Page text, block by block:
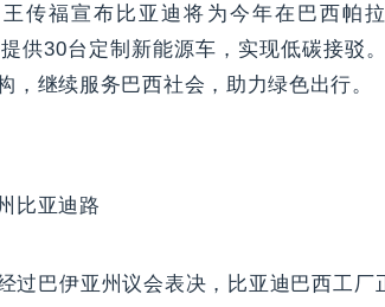
传福宣布比亚迪将为今年在巴西帕
提供30台定制新能源车，实现低碳接驳
，继续服务巴西社会，助力绿色出行。
比亚迪路
过巴伊亚州议会表决，比亚迪巴西工厂